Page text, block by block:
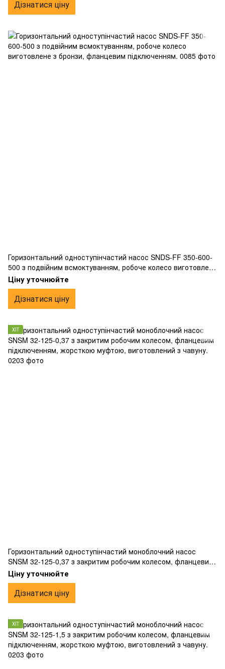
Дізнатися ціну
Горизонтальний одноступінчастий насос SNDS-FF 350-600-
500 з подвійним всмоктуванням, робоче колесо виготовлене
з бронзи, фланцевим підключенням.
Ціну уточнюйте
Дізнатися ціну
ХІТ
Горизонтальний одноступінчастий моноблочний насос
SNSM 32-125-0,37 з закритим робочим колесом, фланцевим
підключенням, жорсткою муфтою, виготовлений з чавуну.
Ціну уточнюйте
Дізнатися ціну
ХІТ